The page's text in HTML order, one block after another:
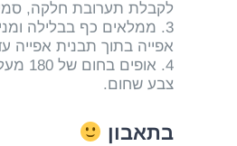
לקבלת תערובת חלקה,
3. ממלאים כף בבלילה
אפייה בתוך תבנית אפייה
4.
צבע שחום.
בתאבון